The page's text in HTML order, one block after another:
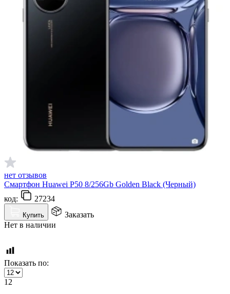
нет отзывов
Смартфон Huawei P50 8/256Gb Golden Black (Черный)
код:
27234
Купить
Заказать
Нет в наличии
Показать по:
12